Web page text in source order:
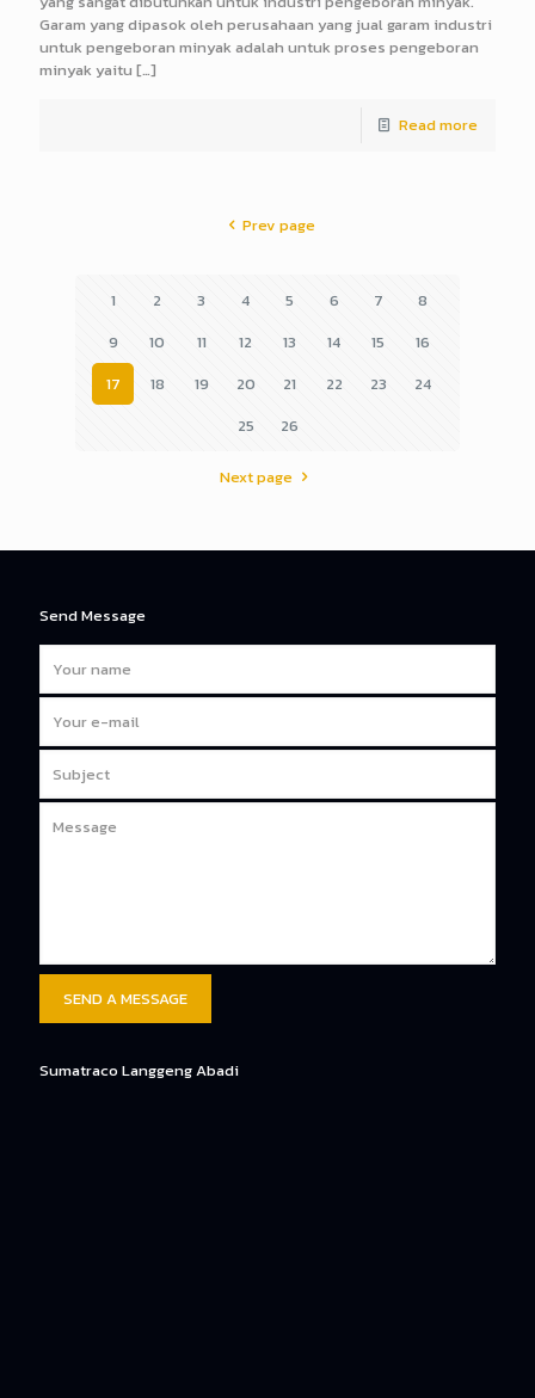
Garam yang dipasok oleh perusahaan yang jual garam industri
untuk pengeboran minyak adalah untuk proses pengeboran
minyak yaitu […]
Read more
Prev page
1 2 3 4 5 6 7
8
9
10 11 12 13 14 15
16
17
18 19 20 21 22 23
24
25
26
Next page
Send Message
Sumatraco Langgeng Abadi